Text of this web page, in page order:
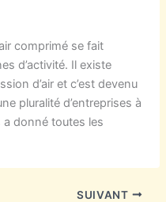
comprimé se fait
d’activité. Il existe
d’air et c’est devenu
pluralité d’entreprises à
a donné toutes les
SUIVANT